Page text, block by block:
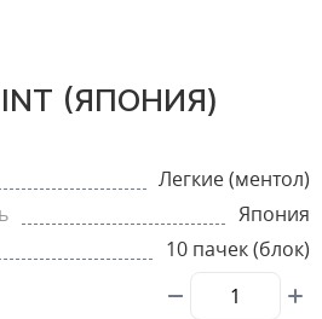
(ЯПОНИЯ)
Легкие (ментол)
Япония
10 пачек (блок)